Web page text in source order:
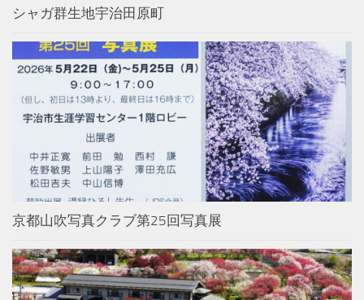
シャガ群生地宇治田原町
京都山吹写真クラブ第25回写真展